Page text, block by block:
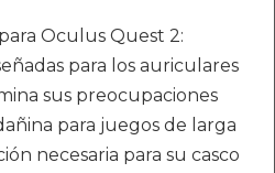
Oculus Quest 2:
para los auriculares
sus preocupaciones
para juegos de larga
necesaria para su casco